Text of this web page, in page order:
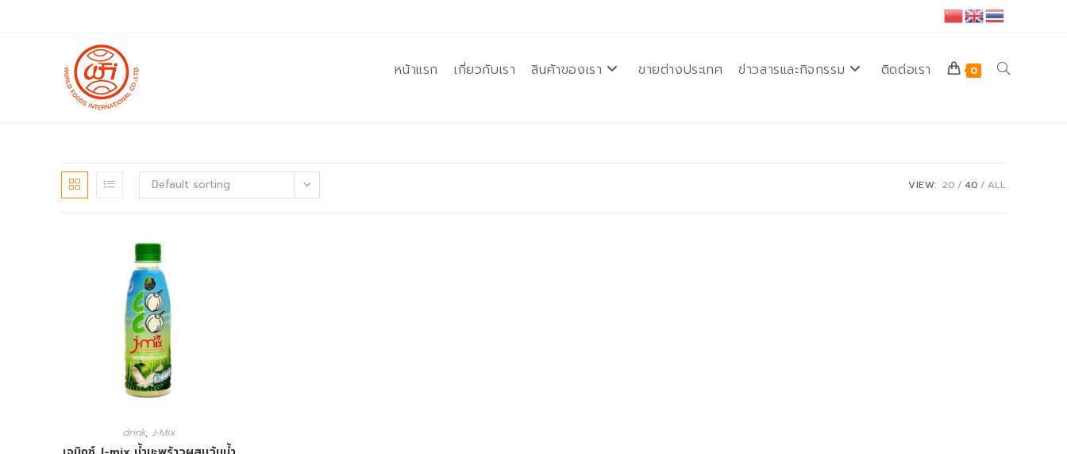
หน้าแรก เกี่ยวกับเรา สินค้าของเรา ขายต่างประเทศ ข่าวสารและกิจกรรม ติดต่อเรา 0 Toggle
search
Default sorting VIEW: 20 40 ALL
drink, J-Mix